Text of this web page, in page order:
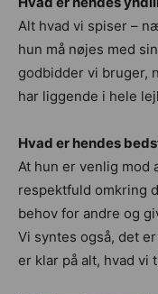
Alt hvad vi spiser –
hun må nøjes med
godbidder vi bruger,
har liggende i hele
Hvad er hendes
At hun er venlig mod
respektfuld omkring
behov for andre og
Vi syntes også, det
er klar på alt, hvad vi